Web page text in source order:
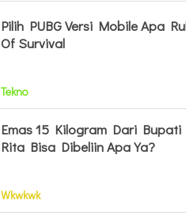
Pilih PUBG Versi Mobile Apa
Of Survival
Tekno
Emas 15 Kilogram Dari Bupati
Rita Bisa Dibeliin Apa Ya?
Wkwkwk